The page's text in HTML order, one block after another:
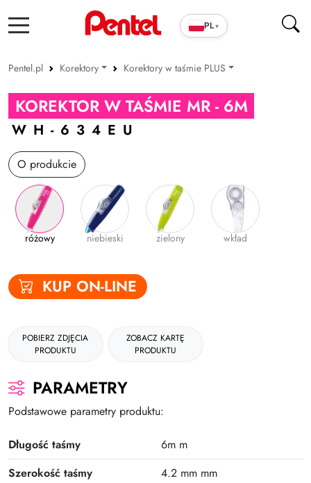
PL▾
Pentel.pl Korektory
Produkty szkolno-biurowe
Cienkopisy i pióra ENERGEL
Wkłady
Markery
Zakreślacze
Korektory
Ołówki i grafity
Gumki
Kleje
Plastyczne i kreatywne
Organizacja dokumentów
Produkty upominkowe
EKO-RECYCOLOGY
Korektory w taśmie PLUS
W płynie
W taśmie
KOREKTOR W TAŚMIE MR - 6M
WH-634EU
O produkcie
różowy niebieski zielony wkład
KUP ON-LINE
POBIERZ ZDJĘCIA
PRODUKTU
ZOBACZ KARTĘ
PRODUKTU
PARAMETRY
Podstawowe parametry produktu:
Długość taśmy
6m m
Szerokość taśmy
4.2 mm mm